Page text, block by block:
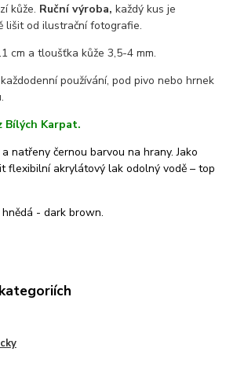
kůže. Ruční výroba, každý kus je
lišit od ilustrační fotografie.
cm a tloušťka kůže 3,5-4 mm.
používání, pod pivo nebo hrnek
Bílých Karpat.
natřeny černou barvou na hrany. Jako
flexibilní akrylátový lak odolný vodě – top
- dark brown.